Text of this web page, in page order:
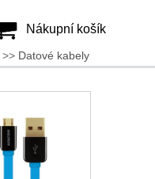
Nákupní košík
>> Datové kabely